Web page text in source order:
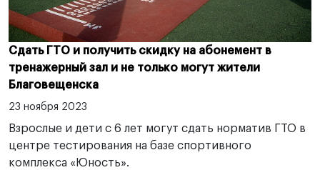
Сдать ГТО и получить скидку на абонемент в
тренажерный зал и не только могут жители
Благовещенска
23 ноября 2023
Взрослые и дети с 6 лет могут сдать норматив ГТО в
центре тестирования на базе спортивного
комплекса «Юность».